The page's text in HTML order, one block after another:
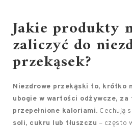
Jakie produkty
zaliczyć do
przekąsek?
Niezdrowe przekąski to, krótko
ubogie w wartości odżywcze, za
przepełnione kaloriami. Cechują
soli, cukru lub tłuszczu – często